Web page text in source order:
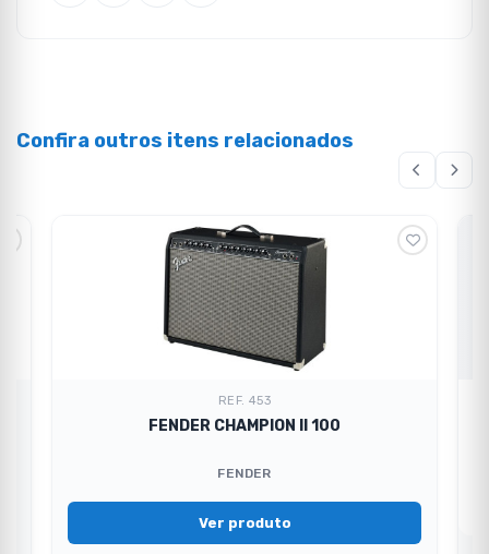
Confira outros itens relacionados
REF. 453
FENDER CHAMPION II 100
FENDER
Ver produto